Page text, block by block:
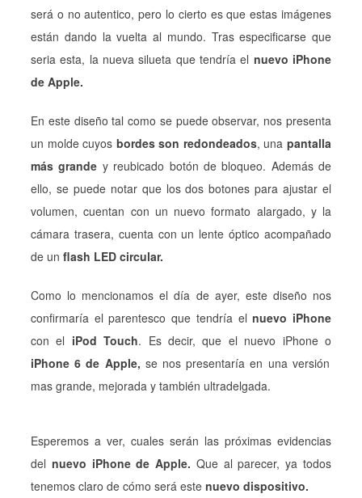
será o no autentico, pero lo cierto es que estas imágenes
están dando la vuelta al mundo. Tras especificarse que
seria esta, la nueva silueta que tendría el nuevo iPhone
de Apple.
En este diseño tal como se puede observar, nos presenta
un molde cuyos bordes son redondeados, unapantalla
más grande y reubicado botón de bloqueo. Además de
ello, se puede notar que los dos botones para ajustar el
volumen, cuentan con un nuevo formato alargado, y la
cámara trasera, cuenta con un lente óptico acompañado
de un flash LED circular.
Como lo mencionamos el día de ayer, este diseño nos
confirmaría el parentesco que tendría el nuevo iPhone
con el iPod Touch. Es decir, que el nuevo iPhone o
iPhone 6 de Apple, se nos presentaría en una versión
mas grande, mejorada y también ultradelgada.
Esperemos a ver, cuales serán las próximas evidencias
del nuevo iPhone de Apple. Que al parecer, ya todos
tenemos claro de cómo será este nuevo dispositivo.